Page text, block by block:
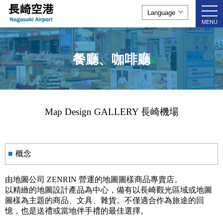
MENU
餐廳、咖啡廳
Map Design GALLERY 長崎機場
■ 概念
由地圖公司 ZENRIN 營運的地圖圖樣商品專賣店。
以精緻的地圖設計產品為中心，備有以長崎觀光區域或地圖
圖樣為主題的商品、文具、雜貨。不僅適合作為旅途的回
憶，也是送禮或當地伴手禮的最佳選擇。